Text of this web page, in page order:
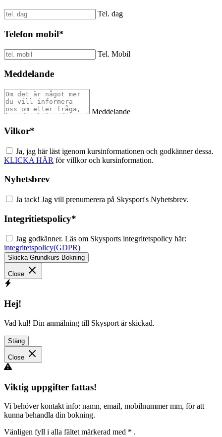
Tel. dag
Telefon mobil*
Tel. Mobil
Meddelande
Meddelande
Vilkor*
Ja, jag här läst igenom kursinformationen och godkänner dessa.
KLICKA HÄR för villkor och kursinformation.
Nyhetsbrev
Ja tack! Jag vill prenumerera på Skysport's Nyhetsbrev.
Integritietspolicy*
Jag godkänner. Läs om Skysports integritetspolicy här:
integritetspolicy(GDPR)
Skicka Grundkurs Bokning
Close
Hej!
Vad kul! Din anmälning till Skysport är skickad.
Stäng
Close
Viktig uppgifter fattas!
Vi behöver kontakt info: namn, email, mobilnummer mm, för att
kunna behandla din bokning.
Vänligen fyll i alla fältet märkerad med * .